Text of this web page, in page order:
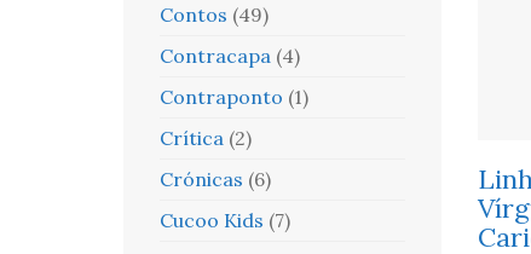
Contos (49)
Contracapa (4)
Contraponto (1)
Crítica (2)
Crónicas (6)
Cucoo Kids (7)